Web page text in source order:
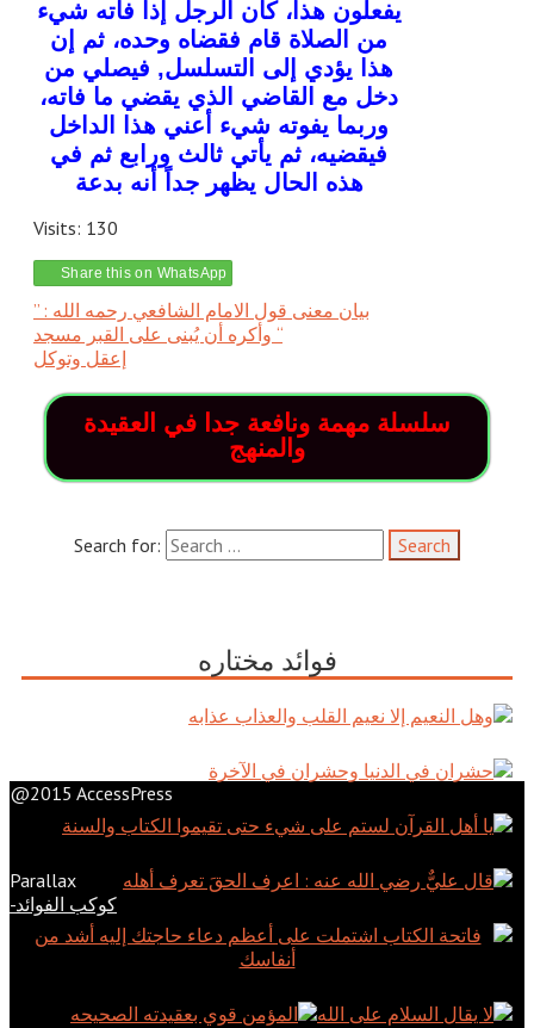
يفعلون هذا، كان الرجل إذا فاته شيء
من الصلاة قام فقضاه وحده، ثم إن
هذا يؤدي إلى التسلسل, فيصلي من
دخل مع القاضي الذي يقضي ما فاته،
وربما يفوته شيء أعني هذا الداخل
فيقضيه، ثم يأتي ثالث ورابع ثم في
هذه الحال يظهر جداً أنه بدعة
Visits: 130
Share this on WhatsApp
بيان معنى قول الامام الشافعي رحمه الله : ”
وأكره أن يُبنى على القبر مسجد “
إعقل وتوكل
سلسلة مهمة ونافعة جدا في العقيدة
والمنهج
Search for:
فوائد مختاره
@2015 AccessPress
Parallax
كوكب الفوائد-